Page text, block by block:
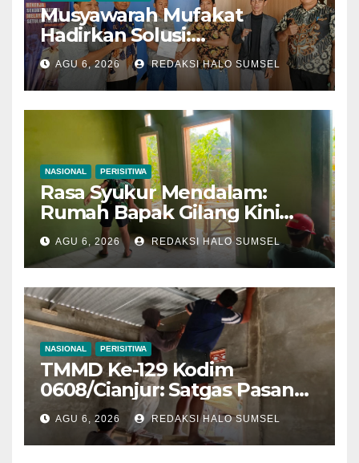
Musyawarah Mufakat
Hadirkan Solusi:
Disnakertrans Muba Fasilitasi
Mediasi PT Panca Agung
Sejati dan Pekerja Hingga
Tuntas
AGU 6, 2026 REDAKSI HALO SUMSEL
NASIONAL PERISITIWA
Rasa Syukur Mendalam:
Rumah Bapak Gilang Kini
Semakin Layak Ditempati
AGU 6, 2026 REDAKSI HALO SUMSEL
NASIONAL PERISITIWA
TMMD Ke-129 Kodim
0608/Cianjur: Satgas Pasang
Keramik Dan Plafon Rumah
Bapak Angga, Progres
Rutilahu Capai 78,6 Persen
AGU 6, 2026 REDAKSI HALO SUMSEL